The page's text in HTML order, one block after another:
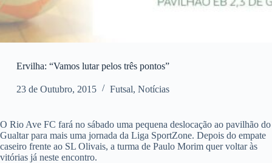
Ervilha: “Vamos lutar pelos três pontos”
23 de Outubro, 2015 Futsal, Notícias
O Rio Ave FC fará no sábado uma pequena deslocação ao pavilhão do
Gualtar para mais uma jornada da Liga SportZone. Depois do empate
caseiro frente ao SL Olivais, a turma de Paulo Morim quer voltar às
vitórias já neste encontro.